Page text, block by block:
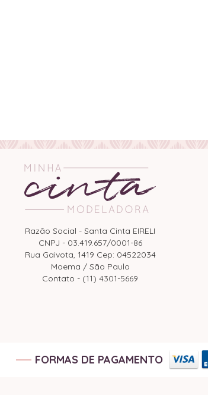
Razão Social - Santa Cinta EIRELI
CNPJ - 03.419.657/0001-86
Rua Gaivota, 1419 Cep: 04522034
Moema / São Paulo
Contato - (11) 4301-5669
FORMAS DE PAGAMENTO